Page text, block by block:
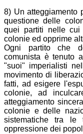
8) Un atteggiamento
questione delle
quei partiti nelle cui
colonie ed opprime
Ogni partito che
comunista è tenuto
"suoi" imperialisti
movimento di
fatti, ad esigere
colonie, ad
atteggiamento
colonie e delle
sistematiche tra le
oppressione dei